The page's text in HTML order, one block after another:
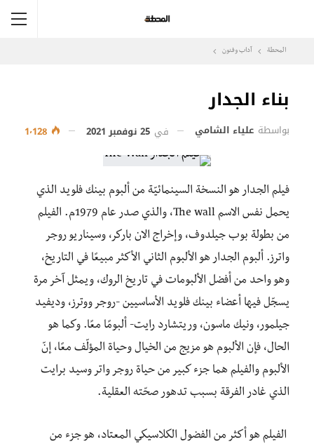
المحطة آداب وفنون
بناء الجدار
بواسطة علياء الشامي في 25 نوفمبر 2021
فيلم الجدار هو النسخة السينمائيّة من ألبوم بينك فلويد الذي
يحمل نفس الاسم The wall، والذي صدر عام 1979م. الفيلم
من بطولة بوب جيلدوف، وإخراج الان باركر، وسيناريو روجر
واترز. ألبوم الجدار هو الألبوم الثاني الأكثر مبيعًا في التاريخ،
وهو واحد من أفضل الألبومات في تاريخ الروك، ويمثل آخر مرة
يسجّل فيها أعضاء بينك فلويد الأساسيين -روجر ووترز، وديفيد
جيلمور، ونيك ماسون، وريتشارد رايت- ألبومًا معًا. وكما هو
الحال، فإن الألبوم هو مزيج من الخيال وحياة المؤلّف معًا، إنّ
الألبوم والفيلم هما جزء كبير من حياة روجر واتر وسيد برايت
الذي غادر الفرقة بسبب تدهور صحّته العقلية.
الفيلم هو أكثر من الفضول الكلاسيكي المعتاد، هو جزء من